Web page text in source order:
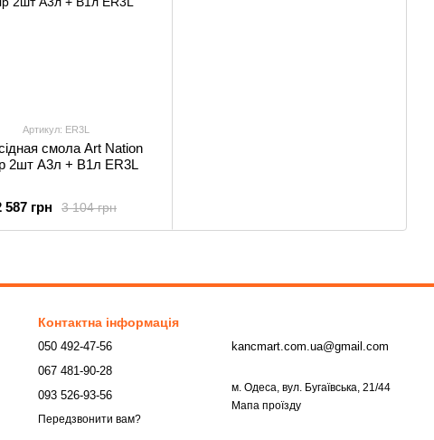
Артикул: ER3L
смола Art Nation
2шт А3л + В1л ER3L
3 104 грн
587 грн
Контактна інформація
050 492-47-56
067 481-90-28
093 526-93-56
Передзвонити вам?
kancmart.com.ua@gmail.com
м. Одеса, вул. Бугаївська, 21/44
Мапа проїзду